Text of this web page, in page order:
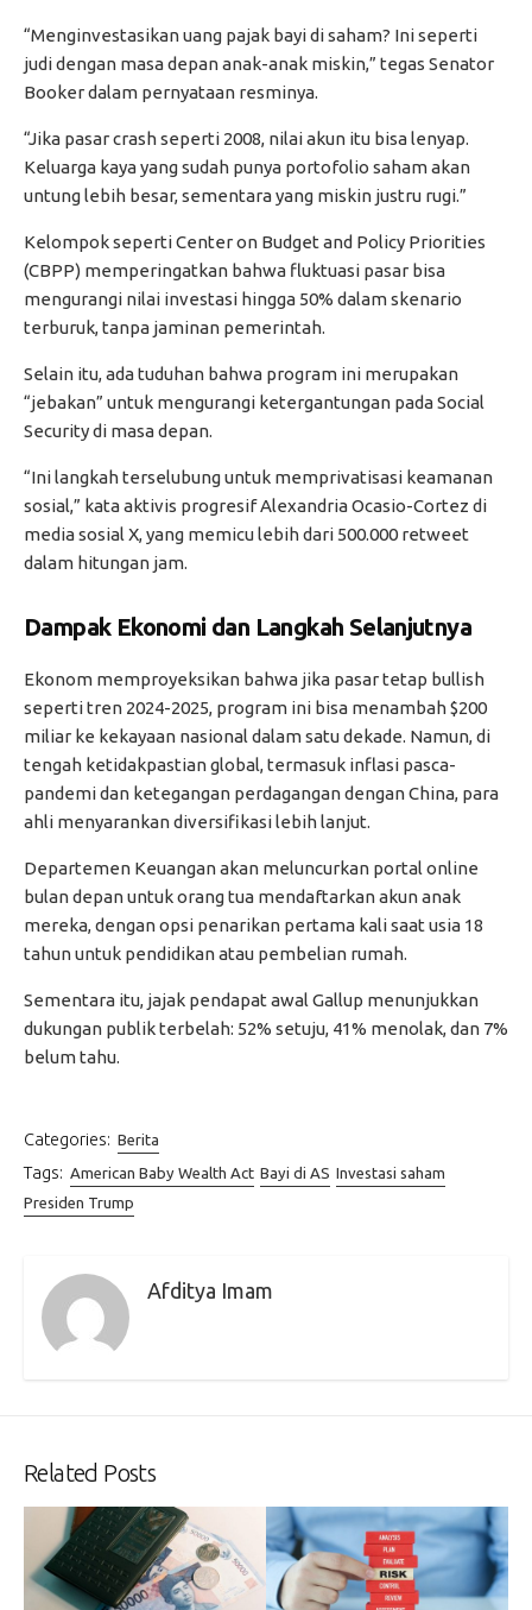
“Menginvestasikan uang pajak bayi di saham? Ini seperti
judi dengan masa depan anak-anak miskin,” tegas Senator
Booker dalam pernyataan resminya.
“Jika pasar crash seperti 2008, nilai akun itu bisa lenyap.
Keluarga kaya yang sudah punya portofolio saham akan
untung lebih besar, sementara yang miskin justru rugi.”
Kelompok seperti Center on Budget and Policy Priorities
(CBPP) memperingatkan bahwa fluktuasi pasar bisa
mengurangi nilai investasi hingga 50% dalam skenario
terburuk, tanpa jaminan pemerintah.
Selain itu, ada tuduhan bahwa program ini merupakan
“jebakan” untuk mengurangi ketergantungan pada Social
Security di masa depan.
“Ini langkah terselubung untuk memprivatisasi keamanan
sosial,” kata aktivis progresif Alexandria Ocasio-Cortez di
media sosial X, yang memicu lebih dari 500.000 retweet
dalam hitungan jam.
Dampak Ekonomi dan Langkah Selanjutnya
Ekonom memproyeksikan bahwa jika pasar tetap bullish
seperti tren 2024-2025, program ini bisa menambah $200
miliar ke kekayaan nasional dalam satu dekade. Namun, di
tengah ketidakpastian global, termasuk inflasi pasca-
pandemi dan ketegangan perdagangan dengan China, para
ahli menyarankan diversifikasi lebih lanjut.
Departemen Keuangan akan meluncurkan portal online
bulan depan untuk orang tua mendaftarkan akun anak
mereka, dengan opsi penarikan pertama kali saat usia 18
tahun untuk pendidikan atau pembelian rumah.
Sementara itu, jajak pendapat awal Gallup menunjukkan
dukungan publik terbelah: 52% setuju, 41% menolak, dan 7%
belum tahu.
Categories: Berita
Tags: American Baby Wealth Act Bayi di AS Investasi saham
Presiden Trump
Afditya Imam
Related Posts